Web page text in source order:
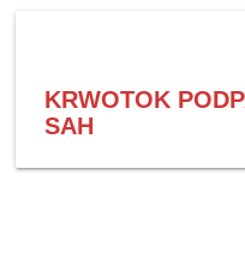
KRWOTOK
SAH